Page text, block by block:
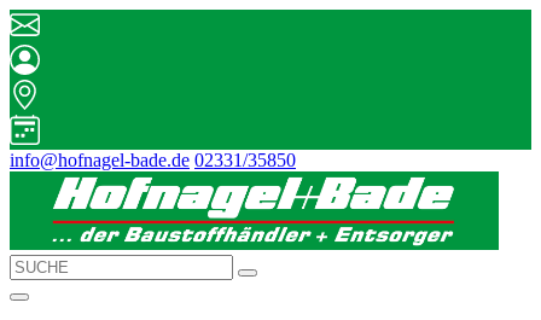
info@hofnagel-bade.de 02331/35850